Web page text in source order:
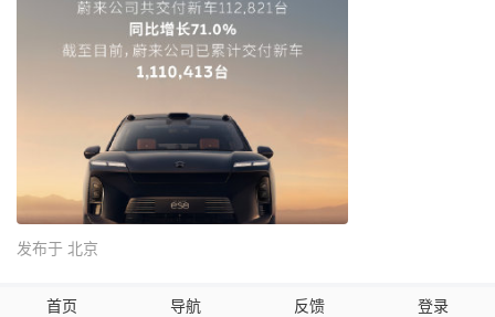
发布于 北京
首页 导航 反馈 登录